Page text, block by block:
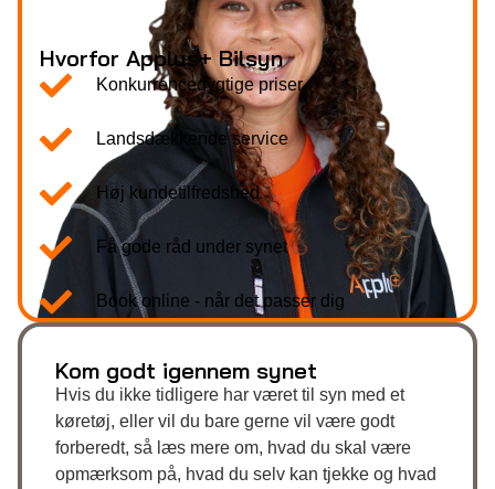
Hvorfor Applus+ Bilsyn
Konkurrencedygtige priser
Landsdækkende service
Høj kundetilfredshed
Få gode råd under synet
Book online - når det passer dig
Kom godt igennem synet
Hvis du ikke tidligere har været til syn med et
køretøj, eller vil du bare gerne vil være godt
forberedt, så læs mere om, hvad du skal være
opmærksom på, hvad du selv kan tjekke og hvad